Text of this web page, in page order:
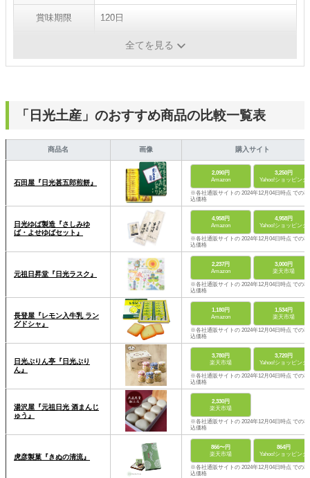
賞味期限 120日
全てを見る
「日光土産」のおすすめ商品の比較一覧表
商品名 画像 購入サイト
石田屋『日光甚五郎煎餅』
2,090円
Amazon
3,250円
Yahoo!ショッピング
※各社通販サイトの 2024年12月04日時点 での税
込価格
日光ゆば製造『さしみゆ
ば・よせゆばセット』
4,958円
Amazon
4,958円
Yahoo!ショッピング
※各社通販サイトの 2024年12月04日時点 での税
込価格
元祖日昇堂『日光ラスク』
2,237円
Amazon
3,000円
楽天市場
※各社通販サイトの 2024年12月04日時点 での税
込価格
長登屋『レモン入牛乳 ラン
グドシャ』
1,180円
Amazon
1,534円
楽天市場
※各社通販サイトの 2024年12月04日時点 での税
込価格
日光ぷりん亭『日光ぷり
ん』
3,780円
楽天市場
3,720円
Yahoo!ショッピング
※各社通販サイトの 2024年12月04日時点 での税
込価格
湯沢屋『元祖日光 酒まんじ
ゅう』
2,330円
楽天市場
※各社通販サイトの 2024年12月04日時点 での税
込価格
虎彦製菓『きぬの清流』
866〜円
楽天市場
864円
Yahoo!ショッピング
※各社通販サイトの 2024年12月04日時点 での税
込価格